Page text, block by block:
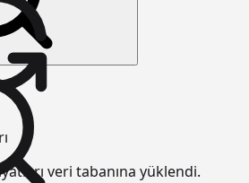
veri tabanına yüklendi.